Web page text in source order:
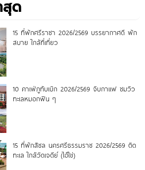
สุด
15 ที่พักศรีราชา 2026/2569 บรรยากาศดี พัก
สบาย ใกล้ที่เที่ยว
10 คาเฟ่ภูทับเบิก 2026/2569 จิบกาแฟ ชมวิว
ทะเลหมอกฟิน ๆ
15 ที่พักสิชล นครศรีธรรมราช 2026/2569 ติด
ทะเล ใกล้วัดเจดีย์ (ไอ้ไข่)